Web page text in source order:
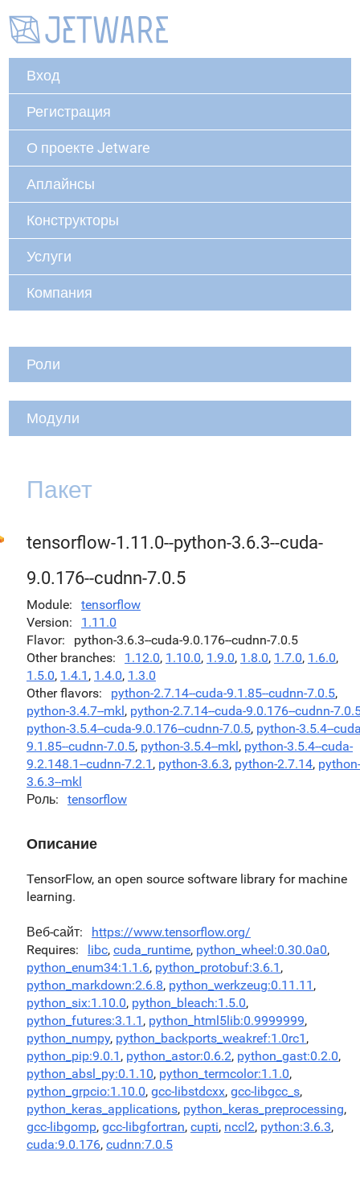
Вход
Регистрация
О проекте Jetware
Аплайнсы
Конструкторы
Услуги
Компания
Роли
Модули
Пакет
tensorflow-1.11.0--python-3.6.3--cuda-
9.0.176--cudnn-7.0.5
Module
tensorflow
Version
1.11.0
Flavor
python-3.6.3--cuda-9.0.176--cudnn-7.0.5
Other branches
1.12.0, 1.10.0, 1.9.0, 1.8.0, 1.7.0, 1.6.0,
1.5.0, 1.4.1 , 1.4.0, 1.3.0
Other flavors
python-2.7.14--cuda-9.1.85--cudnn-7.0.5,
python-3.4.7--mkl, python-2.7.14--cuda-9.0.176--cudnn-
python-3.5.4--cuda-9.0.176--cudnn-7.0.5, python-3.5.4--
9.1.85--cudnn-7.0.5, python-3.5.4--mkl, python-3.5.4--cuda-
9.2.148.1--cudnn-7.2.1 , python-3.6.3, python-2.7.14, python-
3.6.3--mkl
Роль
tensorflow
Описание
TensorFlow, an open source software library for machine
learning.
Веб-сайт
https://www.tensorflow.org/
Requires
libc, cuda_runtime, python_wheel:0.30.0a0,
python_enum34:1.1.6, python_protobuf:3.6.1 ,
python_markdown:2.6.8, python_werkzeug:0.11.11 ,
python_six:1.10.0, python_bleach:1.5.0,
python_futures:3.1.1 , python_html5lib:0.9999999,
python_numpy, python_backports_weakref:1.0rc1 ,
python_pip:9.0.1 , python_astor:0.6.2, python_gast:0.2.0,
python_absl_py:0.1.10, python_termcolor:1.1.0,
python_grpcio:1.10.0, gcc-libstdcxx, gcc-libgcc_s,
python_keras_applications, python_keras_preprocessing,
gcc-libgomp, gcc-libgfortran, cupti, nccl2, python:3.6.3,
cuda:9.0.176, cudnn:7.0.5